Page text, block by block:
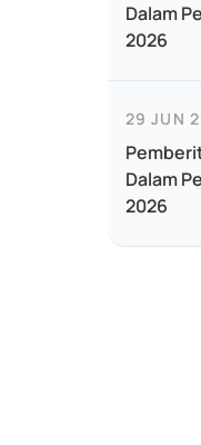
Dalam
2026
29 JUN
Dalam
2026